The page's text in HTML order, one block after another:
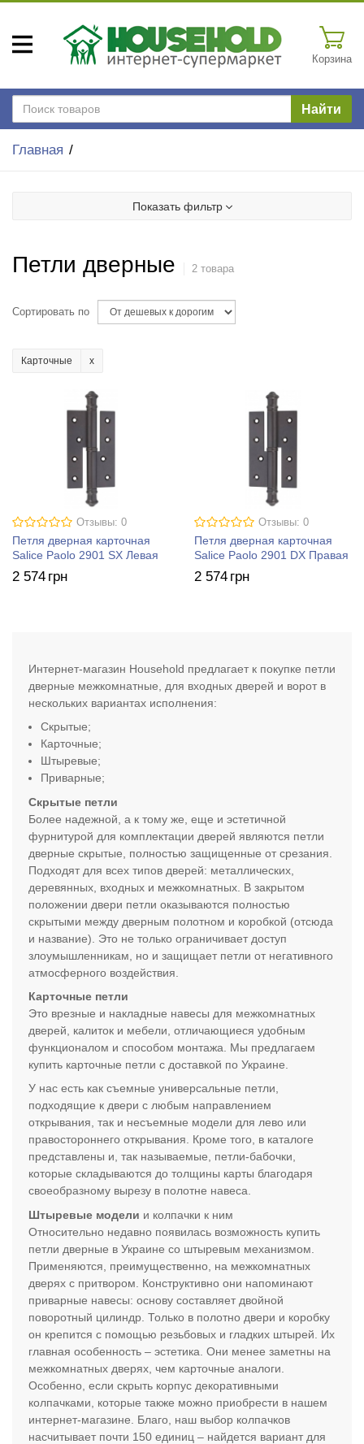
Корзина
Найти
Главная
Показать фильтр
Петли дверные 2 товара
Сортировать по
Карточные
Отзывы: 0
Петля дверная карточная
Salice Paolo 2901 SX Левая
2 574 грн
Отзывы: 0
Петля дверная карточная
Salice Paolo 2901 DX Правая
2 574 грн
Интернет-магазин Household предлагает к покупке петли
дверные межкомнатные, для входных дверей и ворот в
нескольких вариантах исполнения:
Скрытые;
Карточные;
Штыревые;
Приварные;
Скрытые петли
Более надежной, а к тому же, еще и эстетичной
фурнитурой для комплектации дверей являются петли
дверные скрытые, полностью защищенные от срезания.
Подходят для всех типов дверей: металлических,
деревянных, входных и межкомнатных. В закрытом
положении двери петли оказываются полностью
скрытыми между дверным полотном и коробкой (отсюда
и название). Это не только ограничивает доступ
злоумышленникам, но и защищает петли от негативного
атмосферного воздействия.
Карточные петли
Это врезные и накладные навесы для межкомнатных
дверей, калиток и мебели, отличающиеся удобным
функционалом и способом монтажа. Мы предлагаем
купить карточные петли с доставкой по Украине.
У нас есть как съемные универсальные петли,
подходящие к двери с любым направлением
открывания, так и несъемные модели для лево или
правостороннего открывания. Кроме того, в каталоге
представлены и, так называемые, петли-бабочки,
которые складываются до толщины карты благодаря
своеобразному вырезу в полотне навеса.
Штыревые модели и колпачки к ним
Относительно недавно появилась возможность купить
петли дверные в Украине со штыревым механизмом.
Применяются, преимущественно, на межкомнатных
дверях с притвором. Конструктивно они напоминают
приварные навесы: основу составляет двойной
поворотный цилиндр. Только в полотно двери и коробку
он крепится с помощью резьбовых и гладких штырей. Их
главная особенность – эстетика. Они менее заметны на
межкомнатных дверях, чем карточные аналоги.
Особенно, если скрыть корпус декоративными
колпачками, которые также можно приобрести в нашем
интернет-магазине. Благо, наш выбор колпачков
насчитывает почти 150 единиц – найдется вариант для